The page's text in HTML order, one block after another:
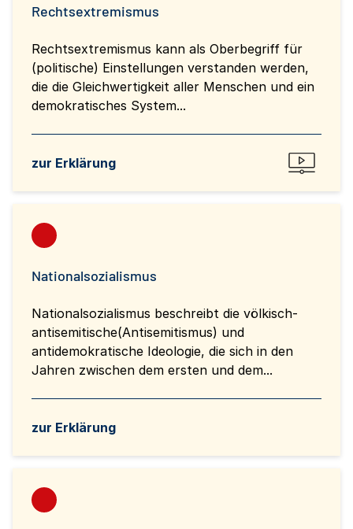
Rechtsextremismus
Rechtsextremismus kann als Oberbegriff für
(politische) Einstellungen verstanden werden,
die die Gleichwertigkeit aller Menschen und ein
demokratisches System...
zur Erklärung
Nationalsozialismus
Nationalsozialismus beschreibt die völkisch-
antisemitische(Antisemitismus) und
antidemokratische Ideologie, die sich in den
Jahren zwischen dem ersten und dem...
zur Erklärung